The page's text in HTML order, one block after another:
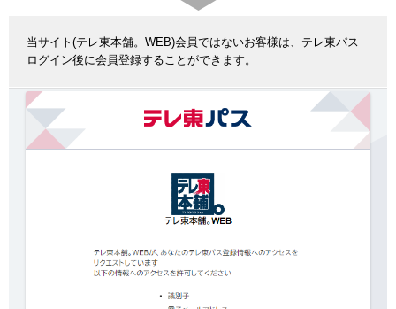
当サイト(テレ東本舗。WEB)会員ではないお客様は、テレ東パス
ログイン後に会員登録することができます。